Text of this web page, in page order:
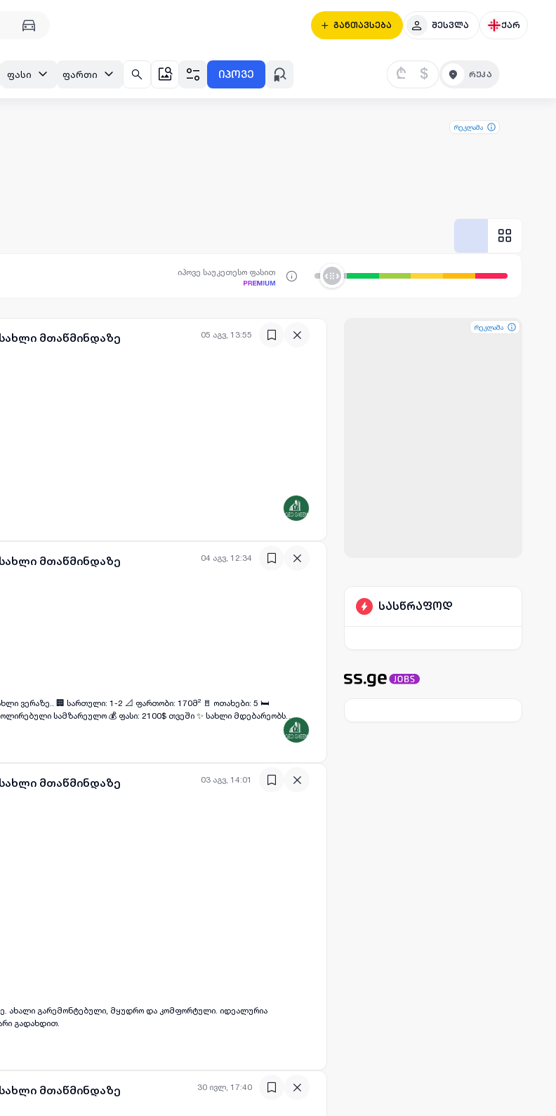
განთავსება შესვლა ქარ
ფასი ფართი იპოვე ₾ $
რეკლამა
იპოვე საუკეთესო ფასით
05 აგვ, 13:55
მთაწმინდაზე
04 აგვ, 12:34
მთაწმინდაზე
170მ² 🚪 ოთახები: 5 🛏️
ნათელი ოთახები, ყველა საჭირო კომუნიკაცია და კეთილმოწყობილი
03 აგვ, 14:01
მთაწმინდაზე
ახალი გარემონტებული, მყუდრო და კომფორტული. იდეალურია
გადახდით.
30 ივლ, 17:40
მთაწმინდაზე
რეკლამა
რეკლამა
რეკლამა
სასწრაფოდ